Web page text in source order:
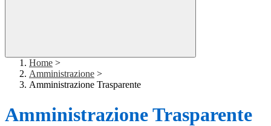
Home >
Amministrazione >
Amministrazione Trasparente
Amministrazione Trasparente